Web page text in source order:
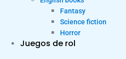
Fantasy
Science fiction
Horror
Juegos de rol